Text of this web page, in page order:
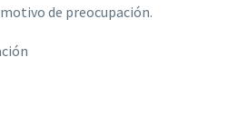
de preocupación.